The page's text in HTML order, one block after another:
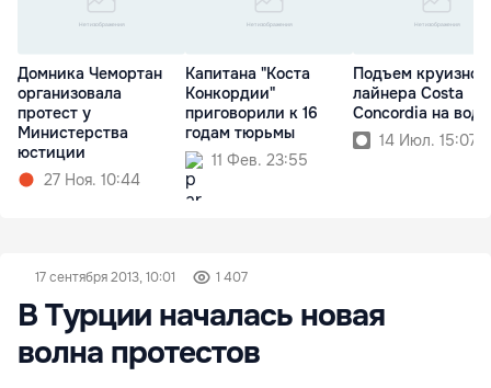
Домника Чемортан
организовала
протест у
Министерства
юстиции
27 Ноя. 10:44
Капитана "Коста
Конкордии"
приговорили к 16
годам тюрьмы
11 Фев. 23:55
Подъем
лайнера Costa
Concordia на воду
14 Июл. 15:07
17 сентября 2013, 10:01 1 407
В Турции началась новая
волна протестов